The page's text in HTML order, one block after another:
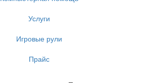
Услуги
Игровые рули
Прайс